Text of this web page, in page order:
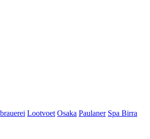
Lootvoet Osaka Paulaner Spa Birra